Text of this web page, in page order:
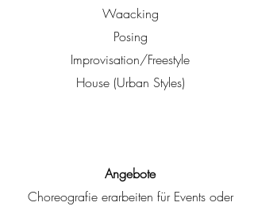
Waacking
Posing
Improvisation/Freestyle
House (Urban Styles)
Angebote
Choreografie erarbeiten für Events oder